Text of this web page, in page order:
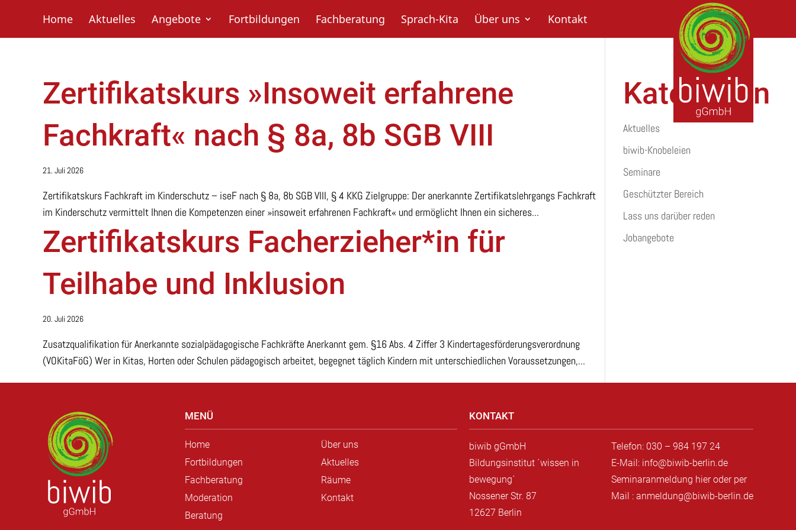
Home Aktuelles Angebote Fortbildungen Fachberatung Sprach-Kita Über uns Kontakt
Zertifikatskurs »Insoweit erfahrene
Fachkraft« nach § 8a, 8b SGB VIII
21. Juli 2026
Zertifikatskurs Fachkraft im Kinderschutz – iseF nach § 8a, 8b SGB VIII, § 4 KKG Zielgruppe: Der anerkannte Zertifikatslehrgangs Fachkraft
im Kinderschutz vermittelt Ihnen die Kompetenzen einer »insoweit erfahrenen Fachkraft« und ermöglicht Ihnen ein sicheres...
Zertifikatskurs Facherzieher*in für
Teilhabe und Inklusion
20. Juli 2026
Zusatzqualifikation für Anerkannte sozialpädagogische Fachkräfte Anerkannt gem. §16 Abs. 4 Ziffer 3 Kindertagesförderungsverordnung
(VOKitaFöG) Wer in Kitas, Horten oder Schulen pädagogisch arbeitet, begegnet täglich Kindern mit unterschiedlichen Voraussetzungen,...
Kategorien
Aktuelles
biwib-Knobeleien
Seminare
Geschützter Bereich
Lass uns darüber reden
Jobangebote
MENÜ
Home
Fortbildungen
Fachberatung
Moderation
Beratung
Über uns
Aktuelles
Räume
Kontakt
KONTAKT
biwib gGmbH
Bildungsinstitut ´wissen in
bewegung´
Nossener Str. 87
12627 Berlin
Telefon: 030 – 984 197 24
E-Mail: info@biwib-berlin.de
Seminaranmeldung hieroder per
Mail : anmeldung@biwib-berlin.de